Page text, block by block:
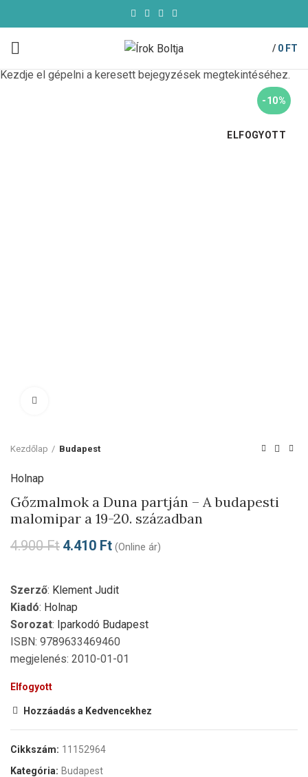
/ 0 FT
-10%
ELFOGYOTT
Kezdőlap Budapest
Holnap
Gőzmalmok a Duna partján – A budapesti
malomipar a 19-20. században
4.900Ft 4.410 Ft (Online ár)
Szerző: Klement Judit
Kiadó: Holnap
Sorozat: Iparkodó Budapest
ISBN: 9789633469460
megjelenés: 2010-01-01
Elfogyott
Hozzáadás a Kedvencekhez
Cikkszám: 11152964
Kategória: Budapest
Kezdje el gépelni a keresett bejegyzések megtekintéséhez.